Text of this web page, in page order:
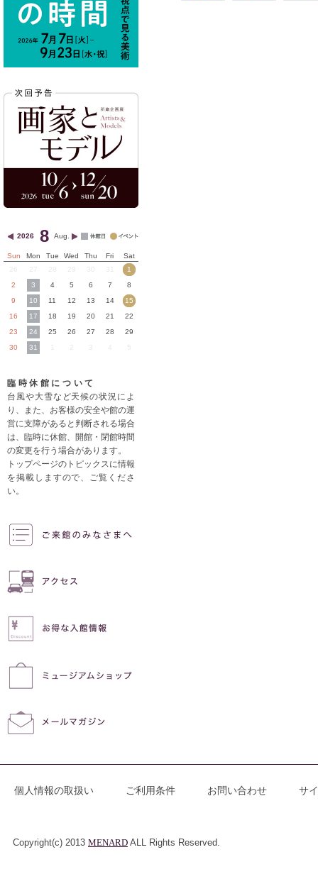
2026 8 Aug.
Sun Mon Tue Wed Thu Fri
Sat
27 29 30 31
1
2
3 4 5 6 7
8
9
10 11 12 13 14
15
16
17 18 19 20 21
22
23
24 25 26 27 28
29
30
31 3 4 5
臨時休館について
台風や大雪など天候の状況によ
り、また、お客様の安全や館の運
営に支障があると判断される場合
は、臨時に休館、開館・閉館時間
の変更を行う場合があります。
トップページのトピックスに情報
を掲載しますので、ご覧くださ
い。
個人情報の取扱い ご利用条件 お問い合わせ サ
Copyright(c) 2013 MENARD ALL Rights Reserved.